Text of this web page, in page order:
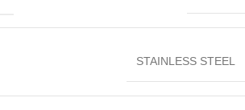
STAINLESS STEEL